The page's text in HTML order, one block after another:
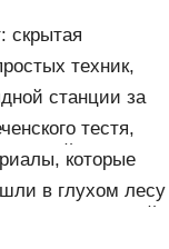
скрытая
техник,
станции за
тестя,
домов
которые
в глухом лесу
с игрушкой